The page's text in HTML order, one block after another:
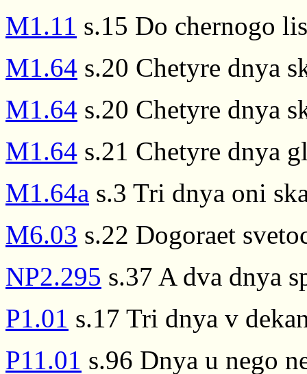
M1.11 s.15 Do chernogo
M1.64 s.20 Chetyre dnya
M1.64 s.20 Chetyre dnya
M1.64 s.21 Chetyre dnya
M1.64a s.3 Tri dnya oni
M6.03 s.22 Dogoraet
NP2.295 s.37 A dva dnya
P1.01 s.17 Tri dnya v
P11.01 s.96 Dnya u nego